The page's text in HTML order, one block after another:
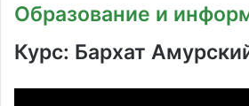
Образование и
Курс: Бархат